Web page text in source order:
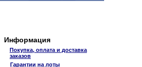
Информация
Покупка, оплата и доставка
заказов
Гарантии на лоты